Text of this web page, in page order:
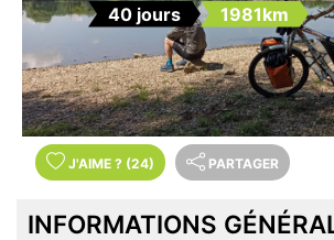
40 jours 1981km
J'AIME ? (24) PARTAGER
INFORMATIONS